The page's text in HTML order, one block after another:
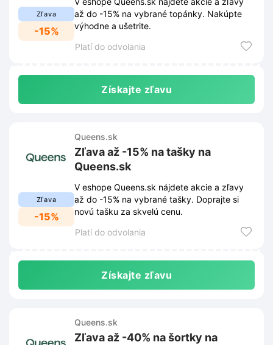
Zľava
-15%
až do -15% na vybrané topánky. Nakúpte
výhodne a ušetrite.
Platí do odvolania
Získajte zľavu
Zľava
-15%
Queens.sk
Zľava až -15% na tašky na
Queens.sk
V eshope Queens.sk nájdete akcie a zľavy
až do -15% na vybrané tašky. Doprajte si
novú tašku za skvelú cenu.
Platí do odvolania
Získajte zľavu
Queens.sk
Zľava až -40% na šortky na